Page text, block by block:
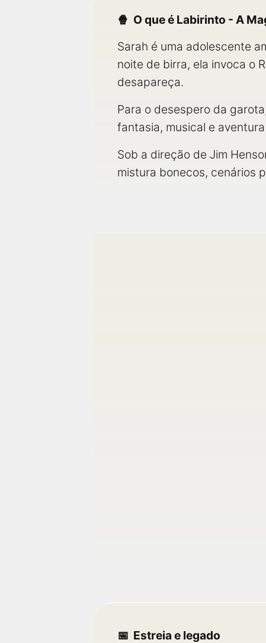
O que é Labirinto - A
Sarah é uma adolescente
noite de birra, ela invoca o
desapareça.
Para o desespero da
fantasia, musical e
Sob a direção de Jim
mistura bonecos, cenários
Estreia e legado